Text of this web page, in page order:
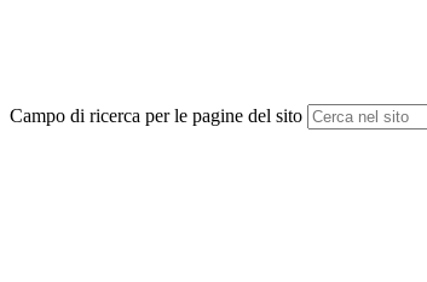
Campo di ricerca per le pagine del sito